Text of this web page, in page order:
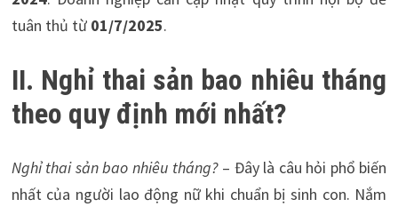
tuân thủ từ 01/7/2025.
II. Nghỉ thai sản bao nhiêu tháng
theo quy định mới nhất?
Nghỉ thai sản bao nhiêu tháng?– Đây là câu hỏi phổ biến
nhất của người lao động nữ khi chuẩn bị sinh con. Nắm